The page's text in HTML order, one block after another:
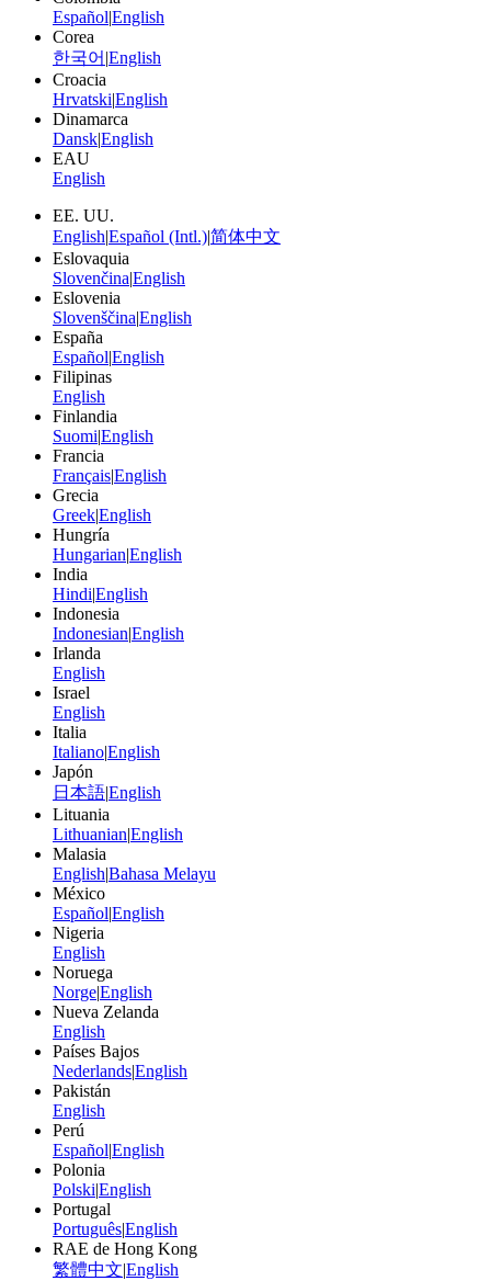
EspañolEnglish
Corea
한국어 English
Croacia
HrvatskiEnglish
Dinamarca
DanskEnglish
EAU
English
EE. UU.
EnglishEspañol (Intl.)简体中文
Eslovaquia
SlovenčinaEnglish
Eslovenia
SlovenščinaEnglish
España
EspañolEnglish
Filipinas
English
Finlandia
SuomiEnglish
Francia
FrançaisEnglish
Grecia
GreekEnglish
Hungría
HungarianEnglish
India
HindiEnglish
Indonesia
IndonesianEnglish
Irlanda
English
Israel
English
Italia
ItalianoEnglish
Japón
日本語English
Lituania
LithuanianEnglish
Malasia
EnglishBahasa Melayu
México
EspañolEnglish
Nigeria
English
Noruega
NorgeEnglish
Nueva Zelanda
English
Países Bajos
NederlandsEnglish
Pakistán
English
Perú
EspañolEnglish
Polonia
PolskiEnglish
Portugal
PortuguêsEnglish
RAE de Hong Kong
繁體中文 English